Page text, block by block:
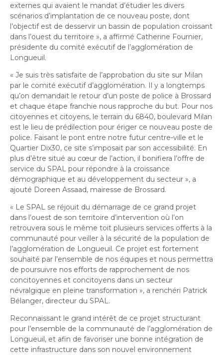
externes qui avaient le mandat d’étudier les divers
scénarios d’implantation de ce nouveau poste, dont
l’objectif est de desservir un bassin de population croissant
dans l’ouest du territoire », a affirmé Catherine Fournier,
présidente du comité exécutif de l’agglomération de
Longueuil.
« Je suis très satisfaite de l’approbation du site sur Milan
par le comité exécutif d’agglomération. Il y a longtemps
qu’on demandait le retour d’un poste de police à Brossard
et chaque étape franchie nous rapproche du but. Pour nos
citoyennes et citoyens, le terrain du 6840, boulevard Milan
est le lieu de prédilection pour ériger ce nouveau poste de
police. Faisant le pont entre notre futur centre-ville et le
Quartier Dix30, ce site s’imposait par son accessibilité. En
plus d’être situé au cœur de l’action, il bonifiera l’offre de
service du SPAL pour répondre à la croissance
démographique et au développement du secteur », a
ajouté Doreen Assaad, mairesse de Brossard.
« Le SPAL se réjouit du démarrage de ce grand projet
dans l’ouest de son territoire d’intervention où l’on
retrouvera sous le même toit plusieurs services offerts à la
communauté pour veiller à la sécurité de la population de
l’agglomération de Longueuil. Ce projet est fortement
souhaité par l’ensemble de nos équipes et nous permettra
de poursuivre nos efforts de rapprochement de nos
concitoyennes et concitoyens dans un secteur
névralgique en pleine transformation », a renchéri Patrick
Bélanger, directeur du SPAL.
Reconnaissant le grand intérêt de ce projet structurant
pour l’ensemble de la communauté de l’agglomération de
Longueuil, et afin de favoriser une bonne intégration de
cette infrastructure dans son nouvel environnement